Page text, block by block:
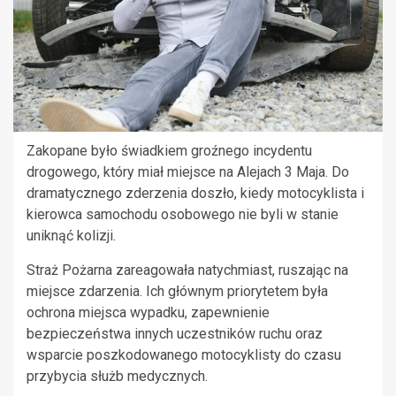
Zakopane było świadkiem groźnego incydentu
drogowego, który miał miejsce na Alejach 3 Maja. Do
dramatycznego zderzenia doszło, kiedy motocyklista i
kierowca samochodu osobowego nie byli w stanie
uniknąć kolizji.
Straż Pożarna zareagowała natychmiast, ruszając na
miejsce zdarzenia. Ich głównym priorytetem była
ochrona miejsca wypadku, zapewnienie
bezpieczeństwa innych uczestników ruchu oraz
wsparcie poszkodowanego motocyklisty do czasu
przybycia służb medycznych.